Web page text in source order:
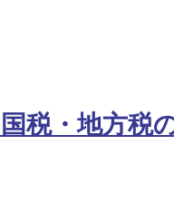
税・地方税